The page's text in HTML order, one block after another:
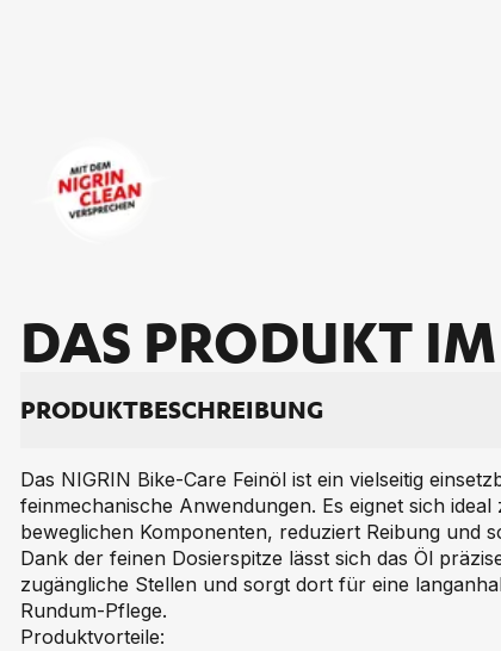
DAS PRO­DUKT
PRO­DUKT­BE­SCHREI­BUNG
Das NIGRIN Bike-Care Feinöl ist ein vielseitig
feinmechanische Anwendungen. Es eignet sich
beweglichen Komponenten, reduziert Reibung und
Dank der feinen Dosierspitze lässt sich das Öl
zugängliche Stellen und sorgt dort für eine
Rundum-Pflege.
Produktvorteile: